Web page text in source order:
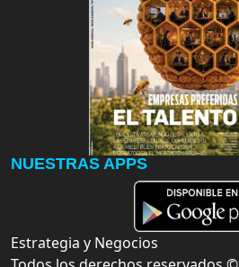
NUESTRAS APPS
Estrategia y Negocios